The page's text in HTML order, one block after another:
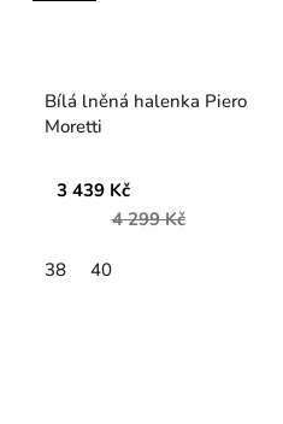
Bílá lněná halenka Piero
Moretti
3 439 Kč
4 299 Kč
38 40